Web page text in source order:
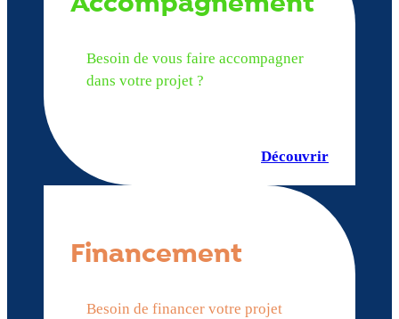
Besoin de vous faire accompagner
dans votre projet ?
Découvrir
Financement
Besoin de financer votre projet